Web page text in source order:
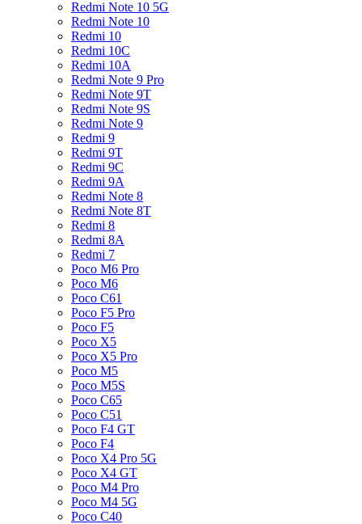
Redmi Note 10 5G
Redmi Note 10
Redmi 10
Redmi 10C
Redmi 10A
Redmi Note 9 Pro
Redmi Note 9T
Redmi Note 9S
Redmi Note 9
Redmi 9
Redmi 9T
Redmi 9C
Redmi 9A
Redmi Note 8
Redmi Note 8T
Redmi 8
Redmi 8A
Redmi 7
Poco M6 Pro
Poco M6
Poco C61
Poco F5 Pro
Poco F5
Poco X5
Poco X5 Pro
Poco M5
Poco M5S
Poco C65
Poco C51
Poco F4 GT
Poco F4
Poco X4 Pro 5G
Poco X4 GT
Poco M4 Pro
Poco M4 5G
Poco C40